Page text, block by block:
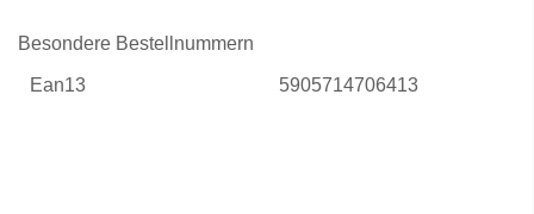
Besondere Bestellnummern
Ean13 5905714706413